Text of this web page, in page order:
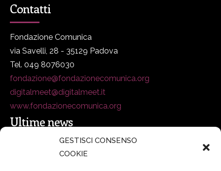
GESTISCI CONSENSO
COOKIE
Contatti
Fondazione Comunica
via Savelli, 28 - 35129 Padova
Tel. 049 8076030
fondazione@fondazionecomunica.org
digitalmeet@digitalmeet.it
www.fondazionecomunica.org
Ultime news
secsolutionforum 2026: è Bologna la nuova capitale